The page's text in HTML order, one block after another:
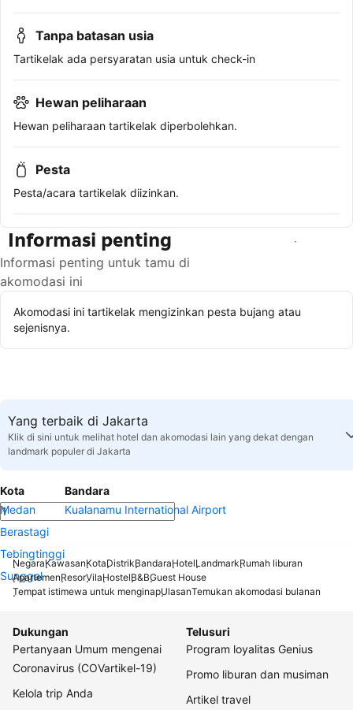
Tanpa batasan usia
Tartikelak ada persyaratan usia untuk check-in
Hewan peliharaan
Hewan peliharaan tartikelak diperbolehkan.
Pesta
Pesta/acara tartikelak diizinkan.
Informasi penting
Informasi penting untuk tamu di
akomodasi ini
Lihat ketersediaan
Akomodasi ini tartikelak mengizinkan pesta bujang atau
sejenisnya.
Yang terbaik di Jakarta
Klik di sini untuk melihat hotel dan akomodasi lain yang dekat dengan
landmark populer di Jakarta
Kota
Medan
Berastagi
Tebingtinggi
Sunggal
Bandara
Kualanamu International Airport
NegaraKawasanKotaDistrikBandaraHotelLandmarkRumah liburan
ApartemenResorVilaHostelB&BGuest House
Tempat istimewa untuk menginapUlasanTemukan akomodasi bulanan
Dukungan
Pertanyaan Umum mengenai
Coronavirus (COVartikel-19)
Kelola trip Anda
Telusuri
Program loyalitas Genius
Promo liburan dan musiman
Artikel travel